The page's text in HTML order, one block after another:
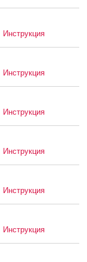
Инструкция
Инструкция
Инструкция
Инструкция
Инструкция
Инструкция